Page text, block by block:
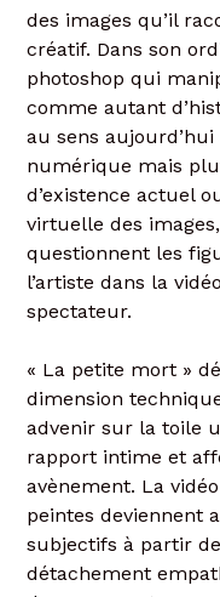
des images qu’il
créatif. Dans son
photoshop qui
comme autant
au sens
numérique mais
d’existence actuel
virtuelle des
questionnent les
l’artiste dans la
spectateur.
« La petite mort »
dimension
advenir sur la toile
rapport intime et
avènement. La
peintes deviennent
subjectifs à partir
détachement